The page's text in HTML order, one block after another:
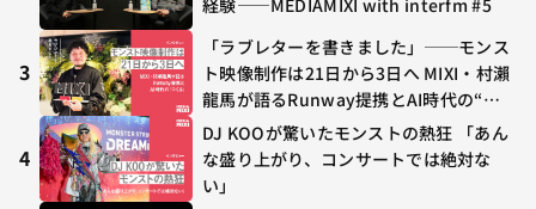
経験——MEDIAMIXI with interfm #5
3
「ラブレターを書きました」──モンス
ト映像制作は21日から3日へ MIXI・村瀨
龍馬が語るRunway提携とAI時代の“つ
くる”
4
DJ KOOが驚いたモンストの熱狂 「あん
な盛り上がり、コンサートでは絶対な
い」